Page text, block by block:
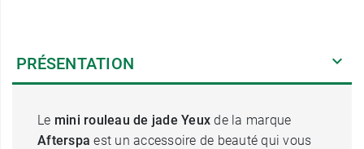
PRÉSENTATION
Le mini rouleau de jade Yeux de la marque
Afterspaest un accessoire de beauté qui vous